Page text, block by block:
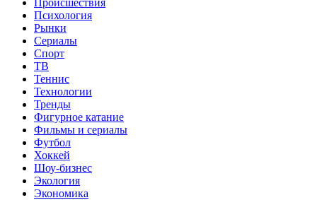
Психология
Рынки
Сериалы
Спорт
ТВ
Теннис
Технологии
Тренды
Фигурное катание
Фильмы и сериалы
Футбол
Хоккей
Шоу-бизнес
Экология
Экономика